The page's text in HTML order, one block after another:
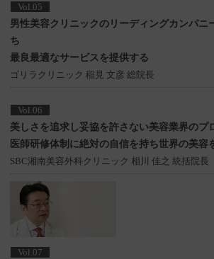
Vol.05
男性美容クリニックのリーディングカンパニ
ち
最良最適なサービスを提供する
ゴリラクリニック 稲見 文彦 総院長
Vol.06
美しさを追求し妥協を許さない美容業界のプ
医師研修体制に絶対の自信を持ち世界の美容
SBC湘南美容外科クリニック 相川 佳之 統括院長
Vol.07